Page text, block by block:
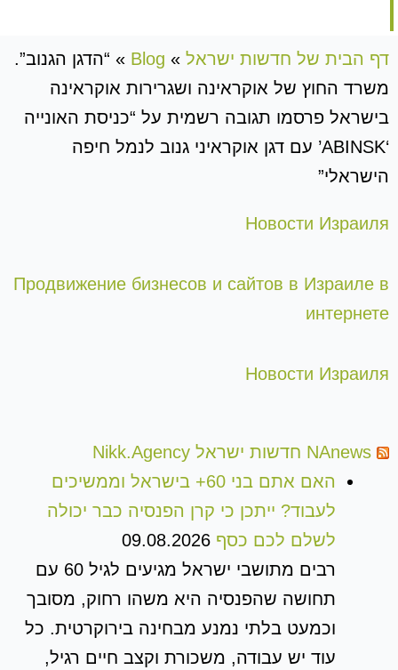
דף הבית של חדשות ישראל »
Blog
» “הדגן הגנוב”.
משרד החוץ של אוקראינה ושגרירות אוקראינה
בישראל פרסמו תגובה רשמית על “כניסת האונייה
‘ABINSK’ עם דגן אוקראיני גנוב לנמל חיפה
הישראלי”
Новости Израиля
Продвижение бизнесов и сайтов в Израиле в
интернете
Новости Израиля
NAnews חדשות ישראל Nikk.Agency
האם אתם בני 60+ בישראל וממשיכים
לעבוד? ייתכן כי קרן הפנסיה כבר יכולה
לשלם לכם כסף 09.08.2026
רבים מתושבי ישראל מגיעים לגיל 60 עם
תחושה שהפנסיה היא משהו רחוק, מסובך
וכמעט בלתי נמנע מבחינה בירוקרטית. כל
עוד יש עבודה, משכורת וקצב חיים רגיל,